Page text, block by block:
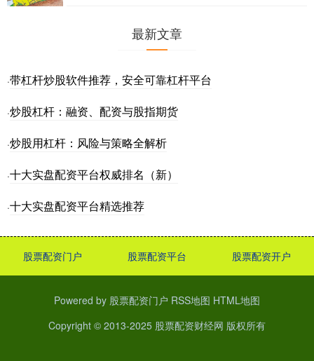
最新文章
·带杠杆炒股软件推荐，安全可靠杠杆平台
·炒股杠杆：融资、配资与股指期货
·炒股用杠杆：风险与策略全解析
·十大实盘配资平台权威排名（新）
·十大实盘配资平台精选推荐
股票配资门户 股票配资平台 股票配资开户
Powered by 股票配资门户 RSS地图 HTML地图
Copyright © 2013-2025 股票配资财经网 版权所有